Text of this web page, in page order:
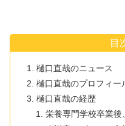
目
樋口直哉のニュース
樋口直哉のプロフィー
樋口直哉の経歴
栄養専門学校卒業